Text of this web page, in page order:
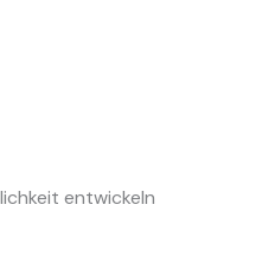
entwickeln